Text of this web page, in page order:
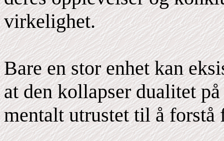
virkelighet.
Bare en stor enhet kan
at den kollapser dualitet
mentalt utrustet til å forstå